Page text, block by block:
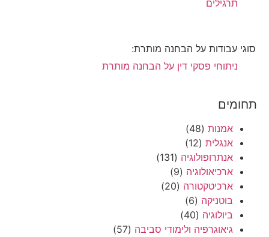
סוגי עבודות על הבחנה מותרת:
ניתוחי פסקי דין על הבחנה מותרת
תחומים
אמנות (48)
אנגלית (12)
אנתרופולוגיה (131)
ארכיאולוגיה (9)
ארכיטקטורה (20)
בוטניקה (6)
ביולוגיה (40)
גיאוגרפיה ולימודי סביבה (57)
תרגילים